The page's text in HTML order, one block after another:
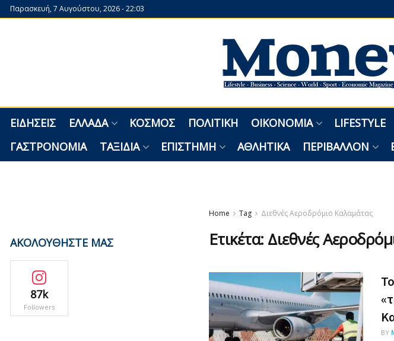
Παρασκευή, 7 Αυγούστου, 2026 - 22:03
ΕΙΔΉΣΕΙΣ ΕΛΛΆΔΑ ΚΌΣΜΟΣ ΠΟΛΙΤΙΚΉ ΟΙΚΟΝΟΜΊΑ LIFESTYLE
ΓΑΣΤΡΟΝΟΜΊΑ
ΤΑΞΊΔΙΑ ΕΠΙΣΤΉΜΗ ΑΘΛΗΤΙΚΆ ΠΕΡΙΒΆΛΛΟΝ
Home Tag Διεθνές Αεροδρόμιο Καλαμάτας
Ετικέτα: Διεθνές
BY
ΑΚΟΛΟΥΘΗΣΤΕ ΜΑΣ
87k
Followers